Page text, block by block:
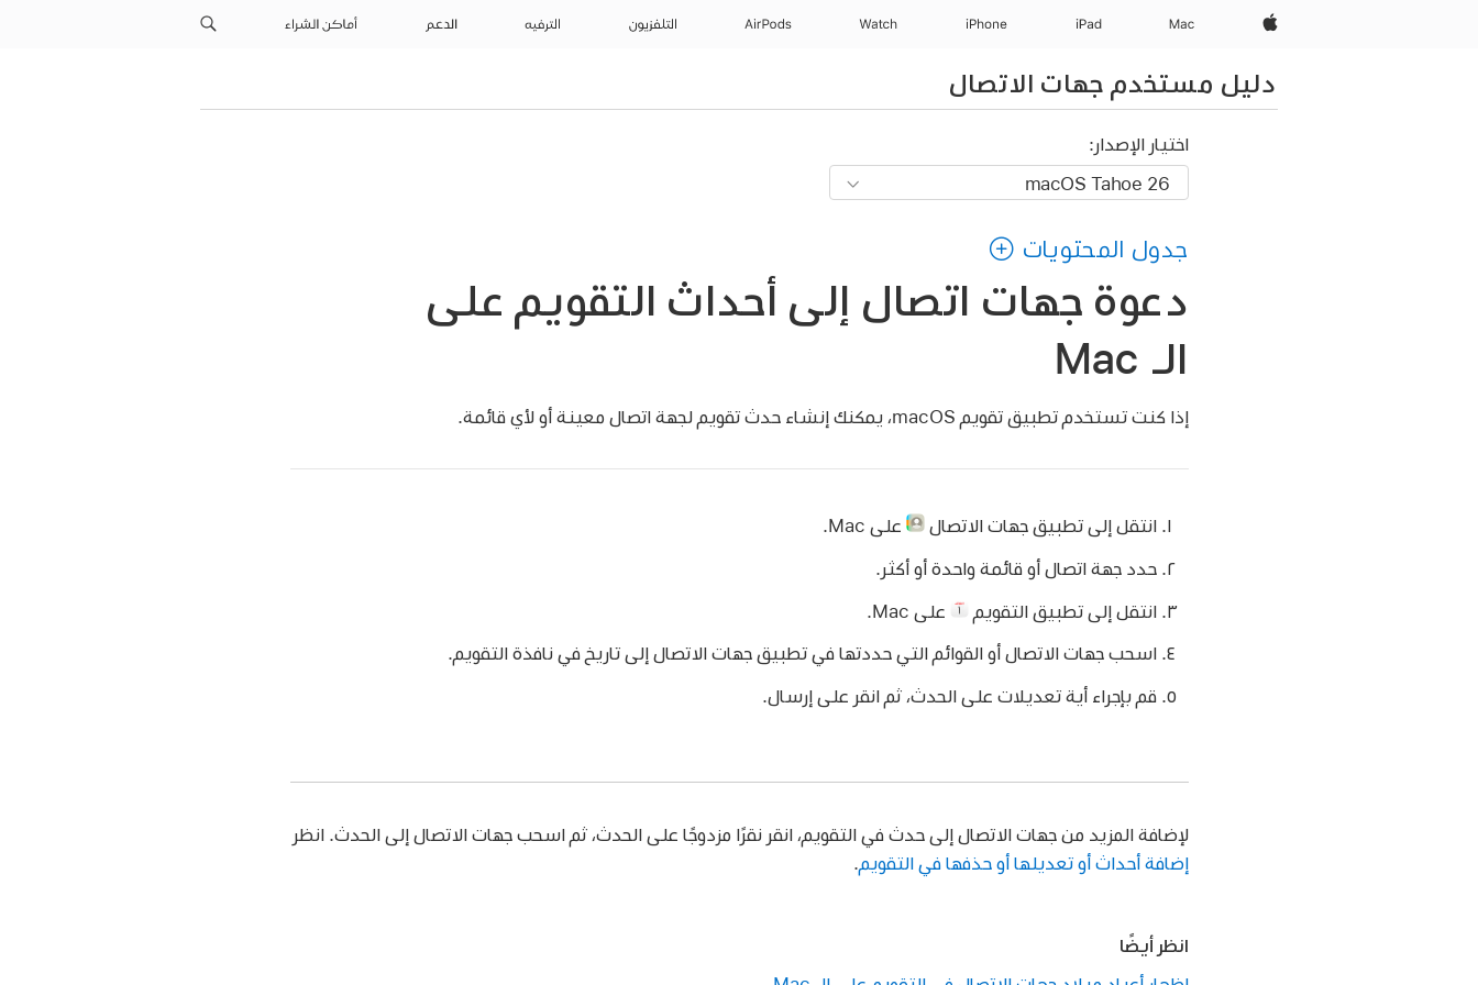
Apple‏
Mac
iPad‏
iPhone
Watch
AirPods التلفزيون الترفيه الدعم أماكن الشراء
دليل مستخدم جهات الاتصال
اختيار الإصدار:
جدول المحتويات
دعوة جهات اتصال إلى أحداث التقويم على
الـ Mac
إذا كنت تستخدم تطبيق تقويم macOS، يمكنك إنشاء حدث تقويم لجهة اتصال معينة أو لأي قائمة.
انتقل إلى تطبيق جهات الاتصال على Mac.
حدد جهة اتصال أو قائمة واحدة أو أكثر.
انتقل إلى تطبيق التقويم على Mac.
اسحب جهات الاتصال أو القوائم التي حددتها في تطبيق جهات الاتصال إلى تاريخ في نافذة التقويم.
قم بإجراء أية تعديلات على الحدث، ثم انقر على إرسال.
لإضافة المزيد من جهات الاتصال إلى حدث في التقويم، انقر نقرًا مزدوجًا على الحدث، ثم اسحب جهات الاتصال إلى الحدث. انظر
إضافة أحداث أو تعديلها أو حذفها في التقويم.
انظر أيضًا